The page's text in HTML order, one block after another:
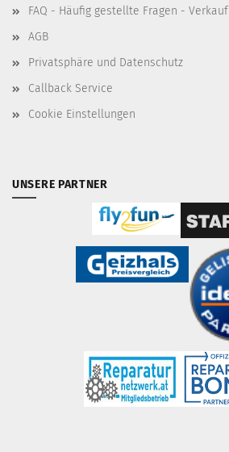
FAQ - Häufig gestellte Fragen - Verkauf
AGB
Privatsphäre und Datenschutz
Callback Service
Cookie Einstellungen
UNSERE PARTNER